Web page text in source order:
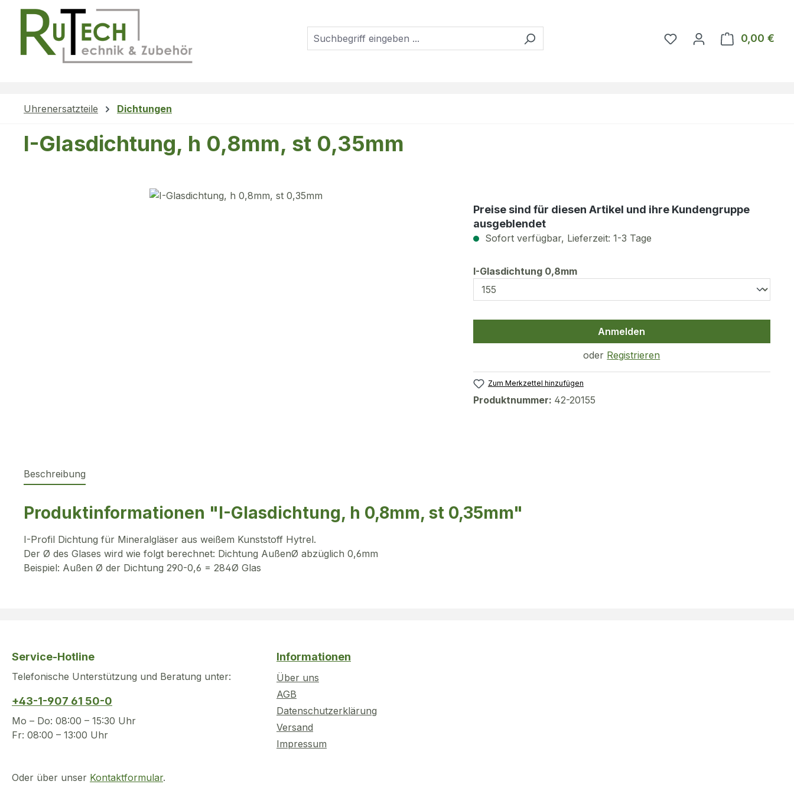
Hauptinhalt springen
Zur Suche springen
Zur Hauptnavigation springen
Du hast 0 Produkte auf
0,00 €
Uhrenersatzteile Dichtungen
I-Glasdichtung, h 0,8mm, st 0,35mm
Preise sind für diesen Artikel und ihre Kundengruppe
ausgeblendet
Sofort verfügbar, Lieferzeit: 1-3 Tage
I-Glasdichtung 0,8mmauswählen
Anmelden
oder Registrieren
Zum Merkzettel hinzufügen
Produktnummer: 42-20155
Beschreibung
Produktinformationen "I-Glasdichtung, h 0,8mm, st 0,35mm"
I-Profil Dichtung für Mineralgläser aus weißem Kunststoff Hytrel.
Der Ø des Glases wird wie folgt berechnet: Dichtung AußenØ abzüglich 0,6mm
Beispiel: Außen Ø der Dichtung 290-0,6 = 284Ø Glas
Service-Hotline
Telefonische Unterstützung und Beratung unter:
+43-1-907 61 50-0
Mo – Do: 08:00 – 15:30 Uhr
Fr: 08:00 – 13:00 Uhr
Oder über unser Kontaktformular.
Informationen
Über uns
AGB
Datenschutzerklärung
Versand
Impressum